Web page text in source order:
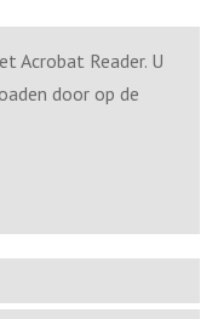
Acrobat Reader. U
door op de